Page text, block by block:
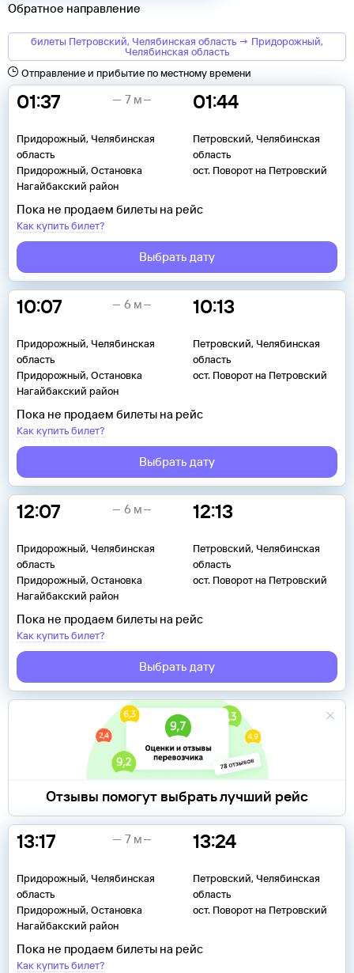
Обратное направление
билеты Петровский, Челябинская область → Придорожный,
Челябинская область
Отправление и прибытие по местному времени
01:37
Придорожный, Челябинская
область
Придорожный, Остановка
Нагайбакский район
01:44
Петровский, Челябинская
область
ост. Поворот на Петровский
7 м
Пока не продаем билеты на рейс
Как купить билет?
Выбрать дату
10:07
Придорожный, Челябинская
область
Придорожный, Остановка
Нагайбакский район
10:13
Петровский, Челябинская
область
ост. Поворот на Петровский
6 м
Пока не продаем билеты на рейс
Как купить билет?
Выбрать дату
12:07
Придорожный, Челябинская
область
Придорожный, Остановка
Нагайбакский район
12:13
Петровский, Челябинская
область
ост. Поворот на Петровский
6 м
Пока не продаем билеты на рейс
Как купить билет?
Выбрать дату
Отзывы помогут выбрать лучший рейс
13:17
Придорожный, Челябинская
область
Придорожный, Остановка
Нагайбакский район
13:24
Петровский, Челябинская
область
ост. Поворот на Петровский
7 м
Пока не продаем билеты на рейс
Как купить билет?